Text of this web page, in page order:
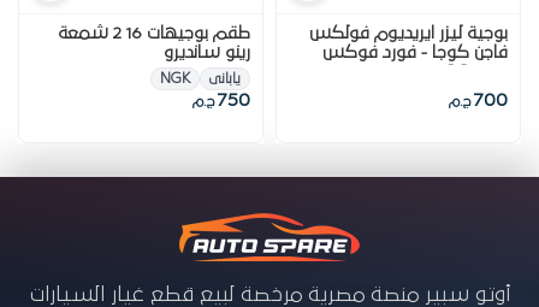
بوجية ليزر ايريديوم فولكس
فاجن كوجا - فورد فوكس
700 ج.م
طقم بوجيهات 16 2 شمعة
رينو سانديرو
يابانى NGK
750 ج.م
أوتو سبير منصة مصرية مرخصة لبيع قطع غيار السيارات